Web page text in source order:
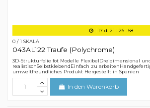
17 d. 21 :26 :58
0 / 1 SKALA
043AL122 Traufe (Polychrome)
3D-Strukturfolie fot Modelle FlexibelDreidimensional
realistischSelbstklebendEinfach zu
umweltfreundliches Produkt Hergestellt in Spanien
In den Warenkorb